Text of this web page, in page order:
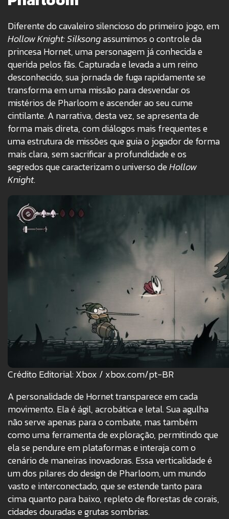
Diferente do cavaleiro silencioso do primeiro jogo, em
Hollow Knight: Silksongassumimos o controle da
princesa Hornet, uma personagem já conhecida e
querida pelos fãs. Capturada e levada a um reino
desconhecido, sua jornada de fuga rapidamente se
transforma em uma missão para desvendar os
mistérios de Pharloom e ascender ao seu cume
cintilante. A narrativa, desta vez, se apresenta de
forma mais direta, com diálogos mais frequentes e
uma estrutura de missões que guia o jogador de forma
mais clara, sem sacrificar a profundidade e os
segredos que caracterizam o universo deHollow
Knight.
Crédito Editorial: Xbox / xbox.com/pt-BR
A personalidade de Hornet transparece em cada
movimento. Ela é ágil, acrobática e letal. Sua agulha
não serve apenas para o combate, mas também
como uma ferramenta de exploração, permitindo que
ela se pendure em plataformas e interaja com o
cenário de maneiras inovadoras. Essa verticalidade é
um dos pilares do design de Pharloom, um mundo
vasto e interconectado, que se estende tanto para
cima quanto para baixo, repleto de florestas de corais,
cidades douradas e grutas sombrias.